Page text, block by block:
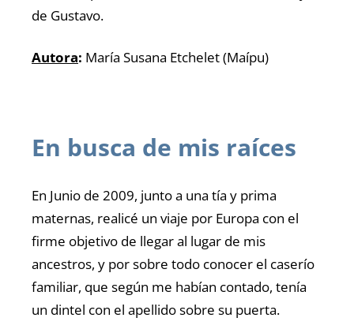
de Gustavo.
Autora: María Susana Etchelet (Maípu)
En busca de mis raíces
En Junio de 2009, junto a una tía y prima
maternas, realicé un viaje por Europa con el
firme objetivo de llegar al lugar de mis
ancestros, y por sobre todo conocer el caserío
familiar, que según me habían contado, tenía
un dintel con el apellido sobre su puerta.